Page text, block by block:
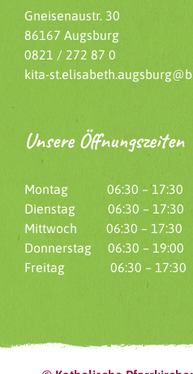
Gneisenaustr. 30
86167 Augsburg
0821 / 272 87 0
kita-
Unsere Öffnungszeiten
Montag 06:30 – 17:30
Dienstag 06:30 – 17:30
Mittwoch 06:30 – 17:30
Donnerstag 06:30 – 19:00
Freitag 06:30 – 17:30